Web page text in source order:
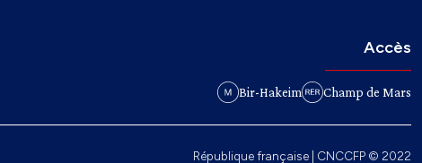
Accès
Bir-Hakeim Champ de Mars
République française | CNCCFP © 2022